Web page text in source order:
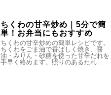
ちくわの甘辛炒め｜5分で簡
単！お弁当にもおすすめ
ちくわの甘辛炒めの簡単レシピです。
ちくわをごま油で香ばしく焼き、醤
油・みりん・砂糖を使った甘辛だれを
手早く絡めます。照りのあるたれ…